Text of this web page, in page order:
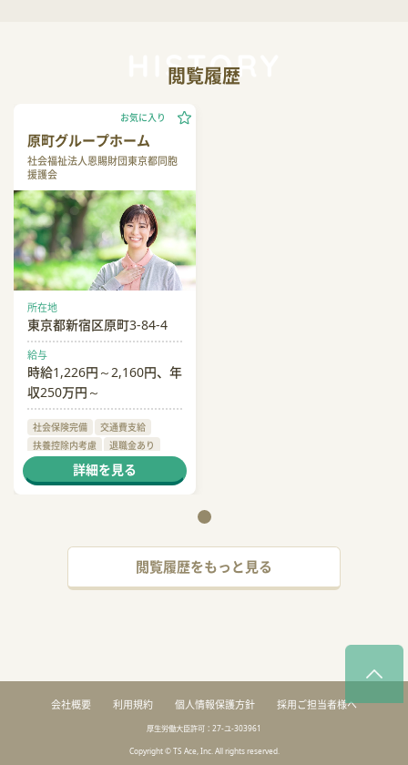
閲覧履歴
原町グループホーム
社会福祉法人恩賜財団東京都同胞
援護会
お気に入り
所在地
東京都新宿区原町3-84-4
給与
時給1,226円～2,160円、年
収250万円～
社会保険完備
交通費支給
扶養控除内考慮
退職金あり
詳細を見る
閲覧履歴をもっと見る
会社概要 利用規約 個人情報保護方針 採用ご担当者様へ
厚生労働大臣許可：27-ユ-303961
Copyright © TS Ace, Inc. All rights reserved.